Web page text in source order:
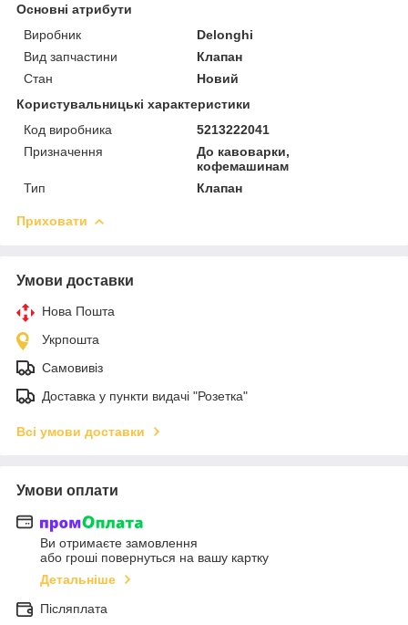
Основні атрибути
Виробник
Delonghi
Вид запчастини
Клапан
Стан
Новий
Користувальницькі характеристики
Код виробника
5213222041
Призначення
До кавоварки,
кофемашинам
Тип
Клапан
Приховати
Умови доставки
Нова Пошта
Укрпошта
Самовивіз
Доставка у пункти видачі "Розетка"
Всі умови доставки
Умови оплати
Ви отримаєте замовлення
або гроші повернуться на вашу картку
Детальніше
Післяплата